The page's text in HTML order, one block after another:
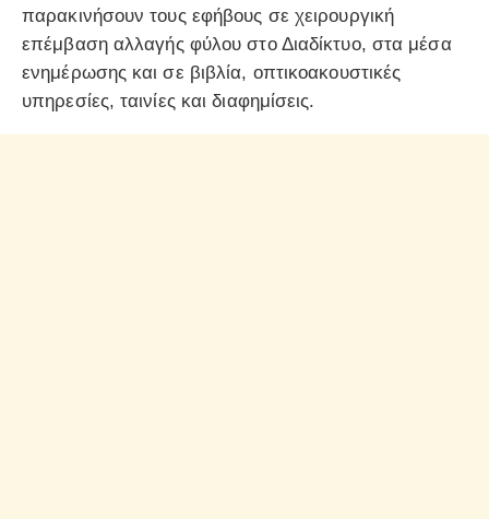
παρακινήσουν τους εφήβους σε χειρουργική
επέμβαση αλλαγής φύλου στο Διαδίκτυο, στα μέσα
ενημέρωσης και σε βιβλία, οπτικοακουστικές
υπηρεσίες, ταινίες και διαφημίσεις.